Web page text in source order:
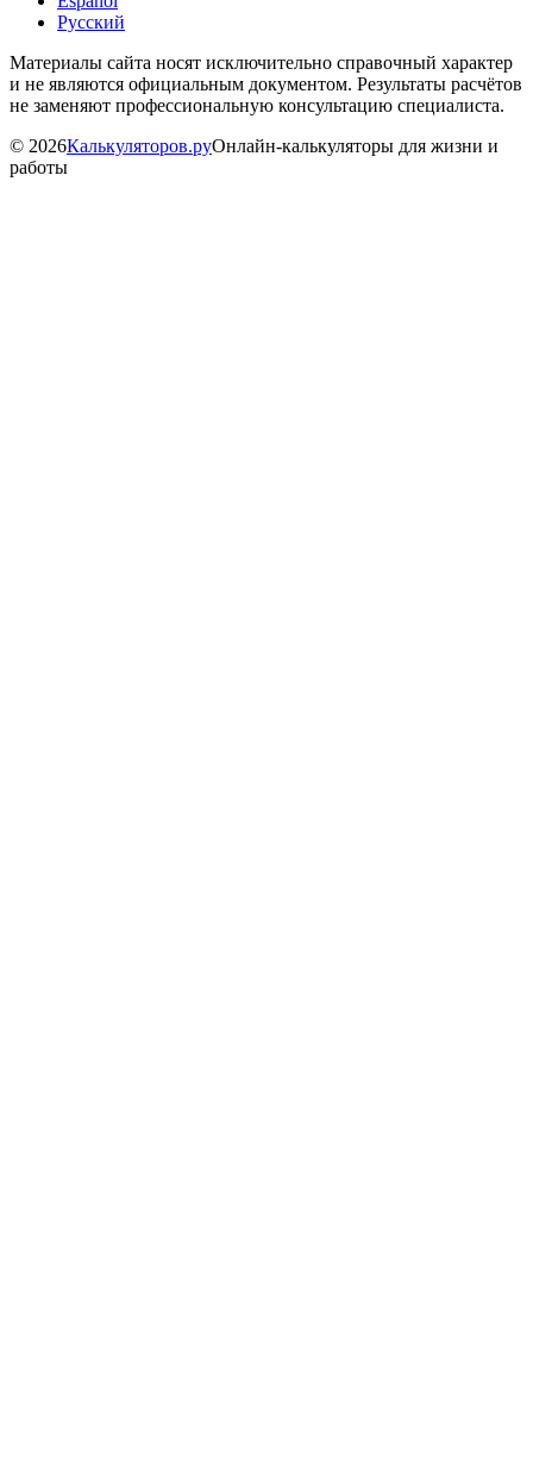
Русский
Материалы сайта носят исключительно справочный характер
и не являются официальным документом. Результаты расчётов
не заменяют профессиональную консультацию специалиста.
© 2026Калькуляторов.руОнлайн-калькуляторы для жизни и
работы